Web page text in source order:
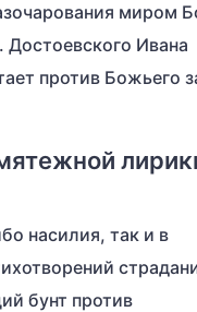
миром
Достоевского Ивана
против Божьего
насилия, так и в
бунт против